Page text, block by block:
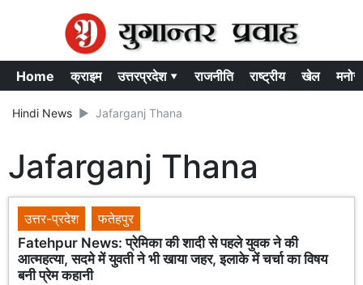
Home क्राइम उत्तरप्रदेश ▾ राजनीति राष्ट्रीय खेल
Hindi News Jafarganj Thana
Jafarganj Thana
उत्तर-प्रदेश
फतेहपुर
Fatehpur News: प्रेमिका की शादी से पहले युवक ने की
आत्महत्या, सदमे में युवती ने भी खाया जहर, इलाके में चर्चा का विषय
बनी प्रेम कहानी